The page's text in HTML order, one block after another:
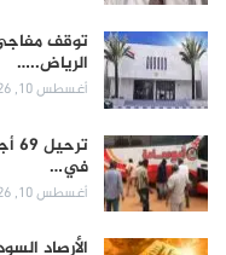
توقف
الرياض..…
أغسطس 10, 2026
في…
أغسطس 10, 2026